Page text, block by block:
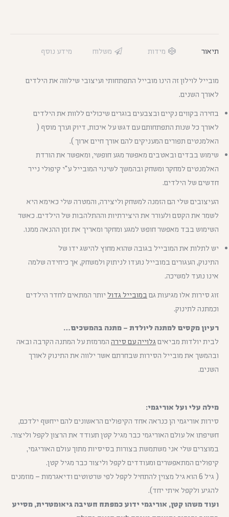
תיאור מידות משלוח מידע נוסף
מובייל לוילון זה הינו מובייל התפתחותי ועיצובי שילווה את הילדים
לאורך השנים.
בחירה בקווים נקיים ובצבעים בוגרים שיכולים ללוות את הילדים
לאורך כל שנות התפתחותם עם דגש על איכות, דיוק וערך מוסף (
האלמנטים תפורים המעניקים להם אורך חיים ארוך ).
שימוש בבדים ובאטבים מאפשר מגע חופשי, ומאפשר את הורדת
האלמנטים למחקר ומשחק ובהמשך לשינוי המובייל ע"י קיפולי נייר
חדשים של הילדים.
העיצובים שלי הם הזמנה למשחק וליצירה, והמטרה שלי כאימא היא
לשמר את הקסם ולעורר את היצירתיות וההתלהבות של הילדים. כאשר
השימוש בבד מאפשר חופש למגע ומחקר ומאריך את זמן ההנאה ממנו.
יש לתלות את המובייל בגובה שהוא מחוץ להישג ידו של
התינוק, העגורים במובייל נועדו לניתוק ולמשחק, אך כיחידה שלמה
אינו נועד למשיכה.
זוג סירות אלו מגיעות גם במובייל גדול יותר המתאים לחדר הילדים
וכמתנה לתינוק.
רעיון מקסים למתנה ליולדת – מתנה בהמשכים…
לבית יולדות מביאים גלוייה עם סירה המרמזת על המתנה הקרבה ובאה
ובהמשך את מובייל הסירות שבחרתם אשר ילווה את התינוק לאורך
השנים.
מילה עלי ועל אוריגמי:
סירות אוריגמי הן כנראה אחד הקיפולים הראשונים להם ייחשף ילדכם,
חשיפתו אל עולם האוריגמי כבר מגיל קטן תעודד את הרצון לקפל וליצור.
במוצרים שלי אני משתמשת בצורות בסיסיות מתוך עולם האוריגמי,
קיפולים המתאפשרים ומעודדים לקפל וליצור כבר מגיל קטן.
( גיל 6 הוא גיל מצוין להתחיל לקפל לפי שרטוטים ודיאגרמות – מוזמנים
להגיע ולקפל איתי יחד).
ועוד משהו קטן, אוריגמי ידוע כמפתח חשיבה גיאומטרית, מסייע